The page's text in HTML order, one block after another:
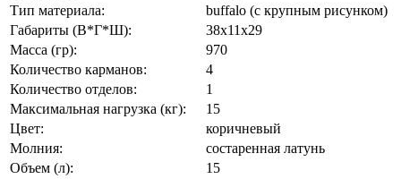
Тип материала:
buffalo (с крупным рисунком)
Габариты (В*Г*Ш):
38x11x29
Масса (гр):
970
Количество карманов:
4
Количество отделов:
1
Максимальная нагрузка (кг):
15
Цвет:
коричневый
Молния:
состаренная латунь
Объем (л):
15